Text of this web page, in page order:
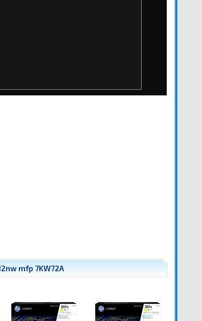
mfp 7KW72A